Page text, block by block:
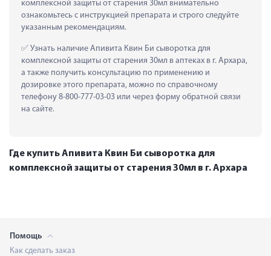
комплексной защиты от старения 30мл внимательно
ознакомьтесь с инструкцией препарата и строго следуйте
указанным рекомендациям.
Узнать наличие Апивита Квин Би сыворотка для
комплексной защиты от старения 30мл в аптеках в г. Архара,
а также получить консультацию по применению и
дозировке этого препарата, можно по справочному
телефону 8-800-777-03-03 или через форму обратной связи
на сайте.
Где купить Апивита Квин Би сыворотка для
комплексной защиты от старения 30мл в г. Архара
Помощь
Как сделать заказ